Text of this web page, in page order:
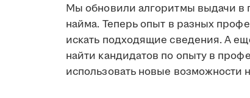
Мы обновили алгоритмы выдачи в
найма. Теперь опыт в разных
искать подходящие сведения. А
найти кандидатов по опыту в
использовать новые возможности